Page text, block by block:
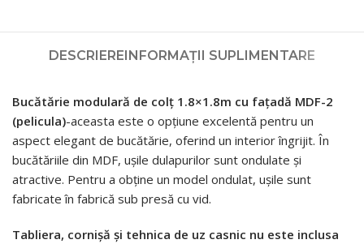
DESCRIEREINFORMAȚII SUPLIMENTARE
Bucătărie modulară de colț 1.8×1.8m cu fațadă MDF-2
(pelicula)-aceasta este o opțiune excelentă pentru un
aspect elegant de bucătărie, oferind un interior îngrijit. În
bucătăriile din MDF, ușile dulapurilor sunt ondulate și
atractive. Pentru a obține un model ondulat, ușile sunt
fabricate în fabrică sub presă cu vid.
Tabliera, cornişă și tehnica de uz casnic nu este inclusa